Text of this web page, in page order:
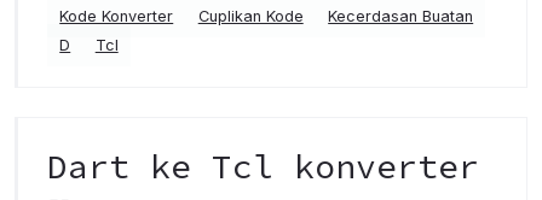
Kode Konverter Cuplikan Kode
Kecerdasan Buatan
D
Tcl
Dart ke Tcl konverter